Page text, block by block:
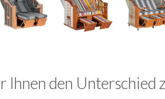
Ihnen den Unterschied